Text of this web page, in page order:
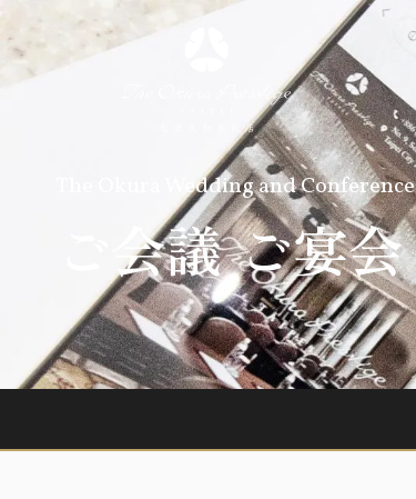
The Okura Wedding and Conference
ご会議 ご宴会